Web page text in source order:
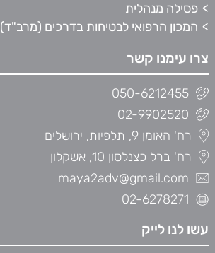
פסילה מנהלית
המכון הרפואי לבטיחות בדרכים (מרב"ד)
צרו עימנו קשר
050-6212455
02-9902520
רח' האומן 9, תלפיות, ירושלים
רח' ברל כצנלסון 10, אשקלון
maya2adv@gmail.com
02-6278271
עשו לנו לייק